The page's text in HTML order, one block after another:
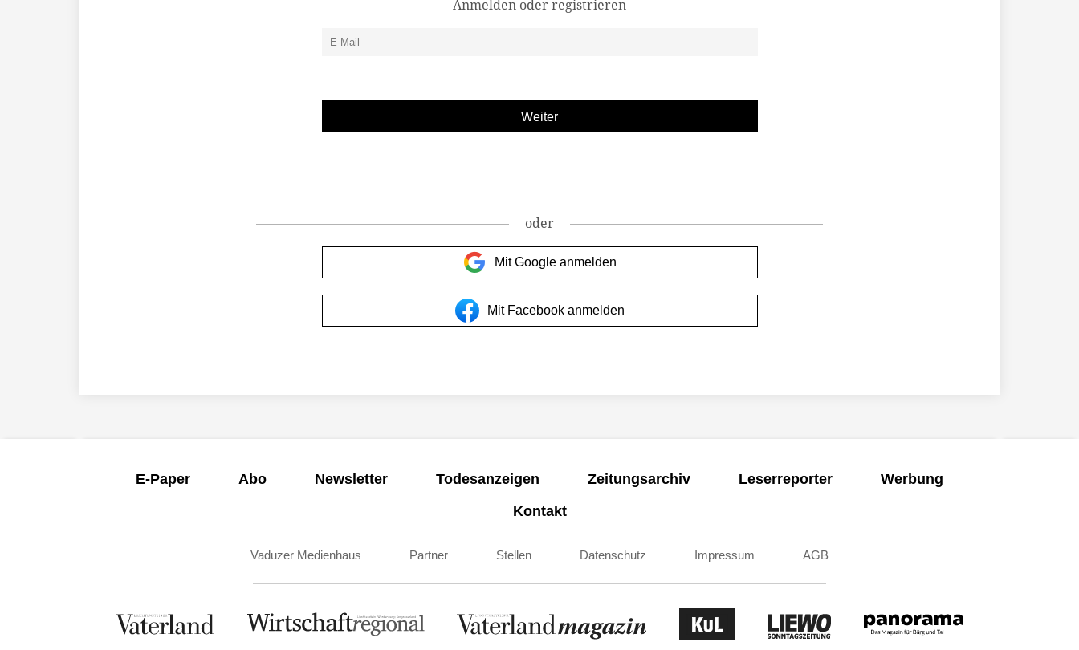
Anmelden oder registrieren
oder
Mit Google anmelden
Mit Facebook anmelden
E-Paper Abo Newsletter Todesanzeigen Zeitungsarchiv Leserreporter
Werbung
Kontakt
Vaduzer Medienhaus Partner Stellen Datenschutz Impressum AGB